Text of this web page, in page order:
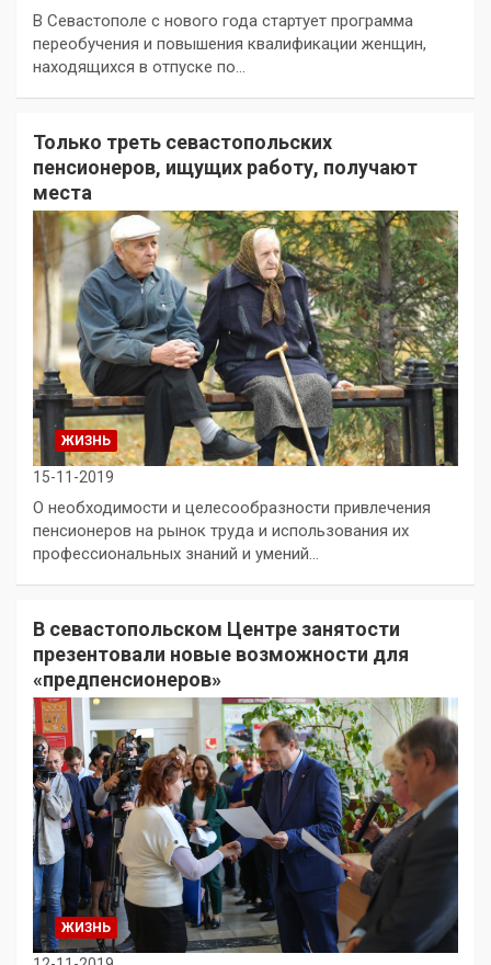
В Севастополе с нового года стартует программа
переобучения и повышения квалификации женщин,
находящихся в отпуске по…
Только треть севастопольских
пенсионеров, ищущих работу, получают
места
ЖИЗНЬ
15-11-2019
О необходимости и целесообразности привлечения
пенсионеров на рынок труда и использования их
профессиональных знаний и умений…
В севастопольском Центре занятости
презентовали новые возможности для
«предпенсионеров»
ЖИЗНЬ